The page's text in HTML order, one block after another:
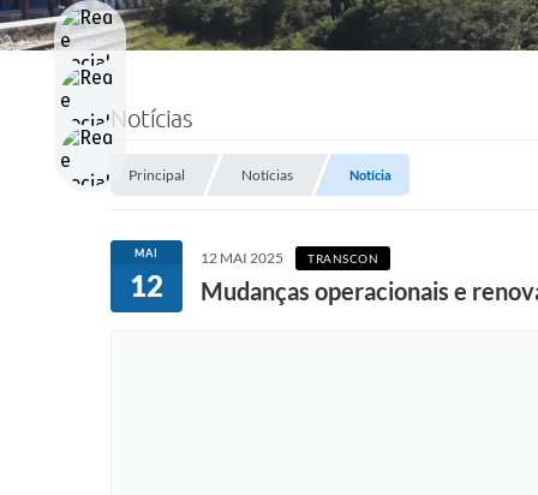
Notícias
Principal Notícias Notícia
MAI
12
12 MAI 2025 TRANSCON
Mudanças operacionais e